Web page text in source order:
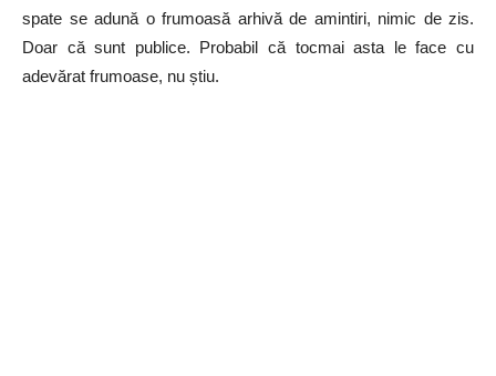
spate se adună o frumoasă arhivă de amintiri, nimic de zis.
Doar că sunt publice. Probabil că tocmai asta le face cu
adevărat frumoase, nu știu.